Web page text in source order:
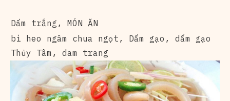
Dấm trắng , MÓN ĂN
bì heo ngâm chua ngọt , Dấm gạo , dấm gạo
Thủy Tâm , dam trang